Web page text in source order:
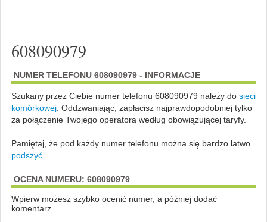
608090979
NUMER TELEFONU 608090979 - INFORMACJE
Szukany przez Ciebie numer telefonu 608090979 należy do sieci
komórkowej. Oddzwaniając, zapłacisz najprawdopodobniej tylko
za połączenie Twojego operatora według obowiązującej taryfy.
Pamiętaj, że pod każdy numer telefonu można się bardzo łatwo
podszyć.
OCENA NUMERU: 608090979
Wpierw możesz szybko ocenić numer, a później dodać
komentarz.